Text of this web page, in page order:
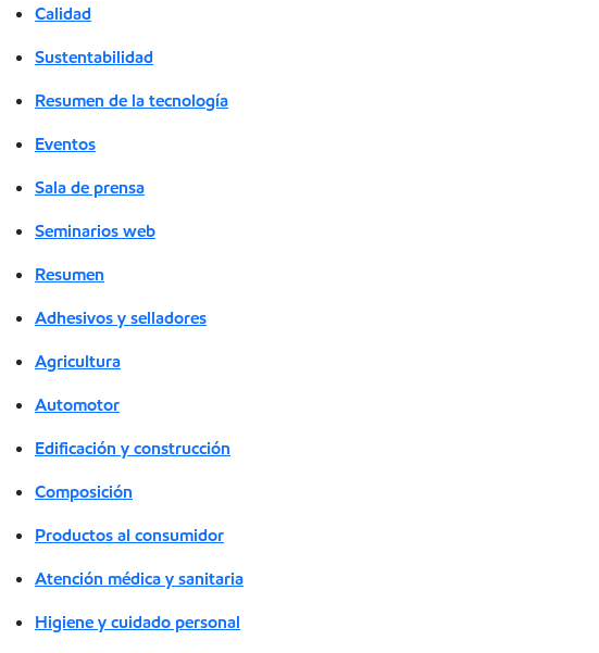
Calidad
Sustentabilidad
Resumen de la tecnología
Eventos
Sala de prensa
Seminarios web
Resumen
Adhesivos y selladores
Agricultura
Automotor
Edificación y construcción
Composición
Productos al consumidor
Atención médica y sanitaria
Higiene y cuidado personal